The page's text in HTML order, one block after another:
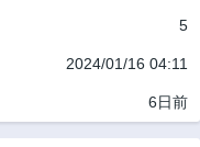
5
2024/01/16 04:11
6日前